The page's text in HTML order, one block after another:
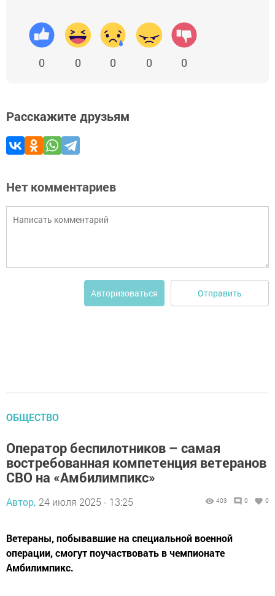
0 0 0 0 0
Расскажите друзьям
Нет комментариев
Авторизоваться Отправить
ОБЩЕСТВО
Оператор беспилотников – самая
востребованная компетенция ветеранов
СВО на «Амбилимпикс»
Автор, 24 июля 2025 - 13:25 403 0 0
Ветераны, побывавшие на специальной военной
операции, смогут поучаствовать в чемпионате
Амбилимпикс.